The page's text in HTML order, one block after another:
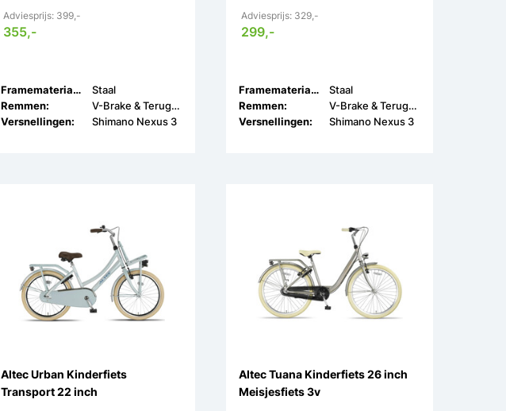
Adviesprijs: 399,-
355,-
Framemateriaal:
Staal
Remmen:
V-Brake & Terugtrap
Versnellingen:
Shimano Nexus 3
Adviesprijs: 329,-
299,-
Framemateriaal:
Staal
Remmen:
V-Brake & Terugtrap
Versnellingen:
Shimano Nexus 3
Altec Urban Kinderfiets
Transport 22 inch
Altec Tuana Kinderfiets 26 inch
Meisjesfiets 3v